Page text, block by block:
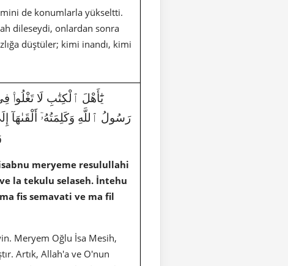
de konumlarla yükseltti.
dileseydi, onlardan sonra
düştüler; kimi inandı, kimi
رَسُولُ ٱللَّهِ وَكَلِمَتُهُۥٓ أَلْقَىٰهَآ
meryeme resulullahi
la tekulu selaseh. İntehu
fis semavati ve ma fil
Meryem Oğlu İsa Mesih,
Artık, Allah'a ve O'nun